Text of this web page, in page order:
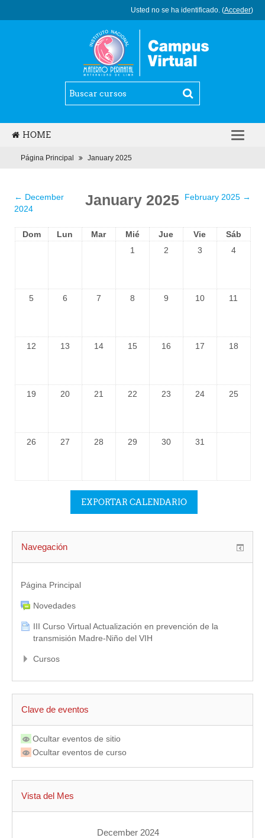
Usted no se ha identificado. (Acceder)
HOME
ESPAÑOL - INTERNACIONAL (ES)
Página Principal January 2025
← December
2024
January 2025 February 2025 →
Dom Lun Mar Mié Jue Vie
Sáb
1
2 3 4
5 6 7 8 9 10 11
12 13 14 15 16 17 18
19 20 21 22 23 24 25
26 27 28 29 30 31
Navegación
Página Principal
Novedades
III Curso Virtual Actualización en prevención de la
transmisión Madre-Niño del VIH
Cursos
Clave de eventos
Ocultar eventos de sitio
Ocultar eventos de curso
Vista del Mes
December 2024